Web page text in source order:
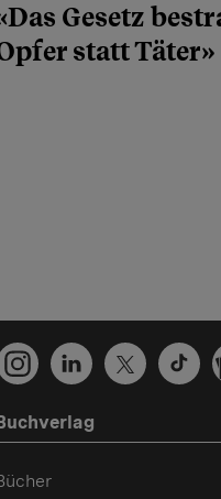
Gesetz
statt Täter»
Buchverlag